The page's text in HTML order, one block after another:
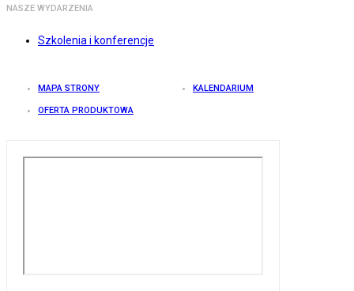
NASZE WYDARZENIA
Szkolenia i konferencje
MAPA STRONY KALENDARIUM
OFERTA PRODUKTOWA